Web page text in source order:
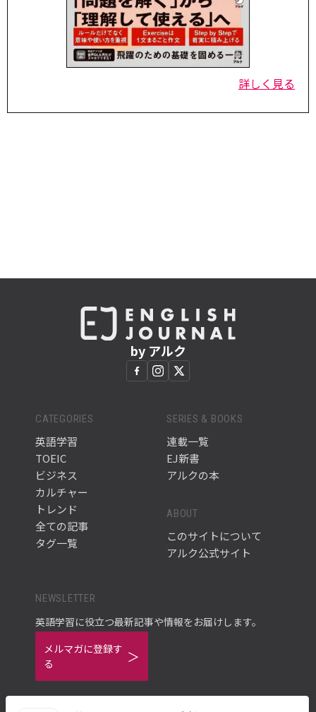
詳しく見る
by アルク
CATEGORIES
英語学習
TOEIC
ビジネス
カルチャー
トレンド
全ての記事
タグ一覧
SERIES & BOOKS
連載一覧
EJ新書
アルクの本
ABOUT
このサイトについて
アルク公式サイト
NEWSLETTER
英語学習に役立つ最新記事や情報をお届けします。
メルマガに登録す
る